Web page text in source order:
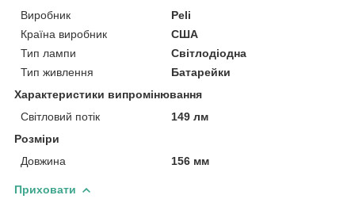
Виробник
Peli
Країна виробник
США
Тип лампи
Світлодіодна
Тип живлення
Батарейки
Характеристики випромінювання
Світловий потік
149 лм
Розміри
Довжина
156 мм
Приховати